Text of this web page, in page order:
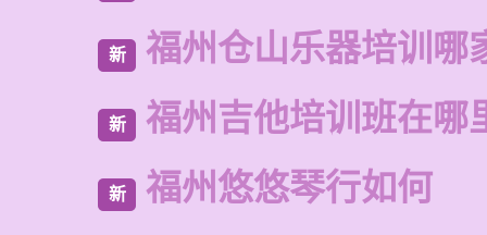
新 福州仓山乐器培训哪
新 福州吉他培训班在哪
新 福州悠悠琴行如何